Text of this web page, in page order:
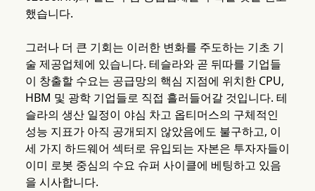
했습니다.
그러나 더 큰 기회는 이러한 변화를 주도하는 기초 기
술 제공업체에 있습니다. 테슬라와 곧 뒤따를 기업들
이 창출할 수요는 공급망의 핵심 지점에 위치한 CPU,
HBM 및 광학 기업들로 직접 흘러들어갈 것입니다. 테
슬라의 생산 일정이 야심 차고 옵티머스의 구체적인
성능 지표가 아직 공개되지 않았음에도 불구하고, 이
세 가지 하드웨어 섹터로 유입되는 자본은 투자자들이
이미 로봇 중심의 수요 슈퍼 사이클에 베팅하고 있음
을 시사합니다.